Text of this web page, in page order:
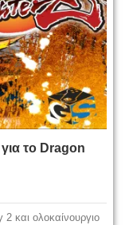
το Dragon
και ολοκαίνουργιο